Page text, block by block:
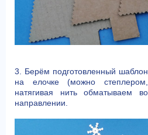
3. Берём подготовленный
на елочке (можно
натягивая нить обматываем
направлении.